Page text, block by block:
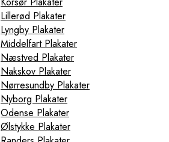
Lillerød Plakater
Lyngby Plakater
Middelfart Plakater
Næstved Plakater
Nakskov Plakater
Nørresundby Plakater
Nyborg Plakater
Odense Plakater
Ølstykke Plakater